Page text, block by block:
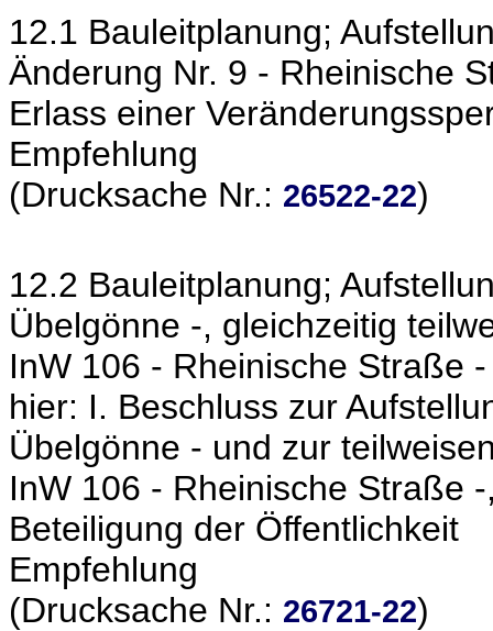
12.1 Bauleitplanung;
Änderung Nr. 9 - Rheinische
Erlass einer
Empfehlung
(Drucksache Nr.: 26522-22)
12.2 Bauleitplanung;
Übelgönne -, gleichzeitig
InW 106 - Rheinische Straße -
hier: I. Beschluss zur
Übelgönne - und zur
InW 106 - Rheinische Straße
Beteiligung der Öffentlichkeit
Empfehlung
(Drucksache Nr.: 26721-22)